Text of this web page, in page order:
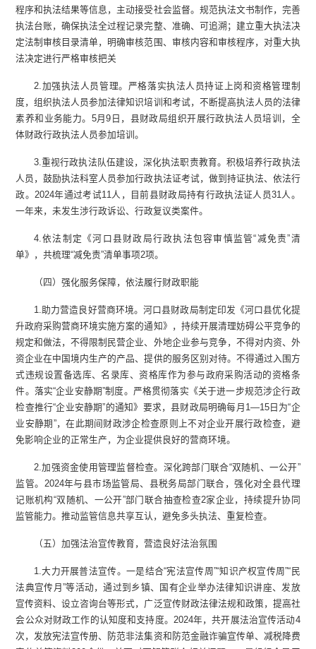
程序和执法结果等信息，主动接受社会监督。规范执法文书制作，完善
执法台账，确保执法全过程记录完整、准确、可追溯；建立重大执法决
定法制审核目录清单，明确审核范围、审核内容和审核程序，对重大执
法决定进行严格审核把关
2.加强执法人员管理。严格落实执法人员持证上岗和资格管理制
度，组织执法人员参加法律知识培训和考试，不断提高执法人员的法律
素养和业务能力。5月9日，县财政局组织开展行政执法人员培训，全
体财政行政执法人员参加培训。
3.重视行政执法队伍建设，深化执法职责教育。积极培养行政执法
人员，鼓励执法科室人员参加行政执法证考试，做到持证执法、依法行
政。2024年通过考试11人，目前县财政局持有行政执法证人员31人。
一年来，未发生涉行政诉讼、行政复议类案件。
4.依法制定《河口县财政局行政执法包容审慎监管“减免责”清
单》，共梳理“减免责”清单事项2项。
（四）强化服务保障，依法履行财政职能
1.助力营造良好营商环境。河口县财政局制定印发《河口县优化提
升政府采购营商环境实施方案的通知》，持续开展清理妨碍公平竞争的
规定和做法，不得限制民营企业、外地企业参与竞争，不得对内资、外
资企业在中国境内生产的产品、提供的服务区别对待。不得通过入围方
式违规设置备选库、名录库、资格库作为参与政府采购活动的资格条
件。落实“企业安静期”制度。严格贯彻落实《关于进一步规范涉企行政
检查推行“企业安静期”的通知》要求，县财政局明确每月1—15日为“企
业安静期”，在此期间财政涉企检查原则上不对企业开展行政检查，避
免影响企业的正常生产，为企业提供良好的营商环境。
2.加强资金使用管理监督检查。深化跨部门联合“双随机、一公开”
监管。2024年与县市场监管局、县税务局部门联合，强化对全县代理
记账机构“双随机、一公开”部门联合抽查检查2家企业，持续提升协同
监管能力。推动监管信息共享互认，避免多头执法、重复检查。
（五）加强法治宣传教育，营造良好法治氛围
1.大力开展普法宣传。一是结合“宪法宣传周”“知识产权宣传周”“民
法典宣传月”等活动，通过到乡镇、国有企业举办法律知识讲座、发放
宣传资料、设立咨询台等形式，广泛宣传财政法律法规和政策，提高社
会公众对财政工作的认知度和支持度。2024年，共开展法治宣传活动4
次，发放宪法宣传册、防范非法集资和防范金融诈骗宣传单、减税降费